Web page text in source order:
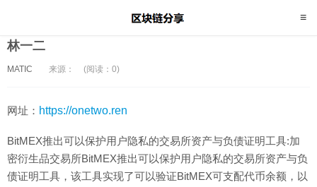
林一二
MATIC 来源： (阅读：0)
网址： https://onetwo.ren
BitMEX推出可以保护用户隐私的交易所资产与负债证明工具:加
密衍生品交易所BitMEX推出可以保护用户隐私的交易所资产与负
债证明工具，该工具实现了可以验证BitMEX可支配代币余额，以